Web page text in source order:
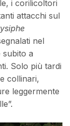
i corilicoltori
attacchi sul
nel
subito a
Solo più tardi
collinari,
leggermente